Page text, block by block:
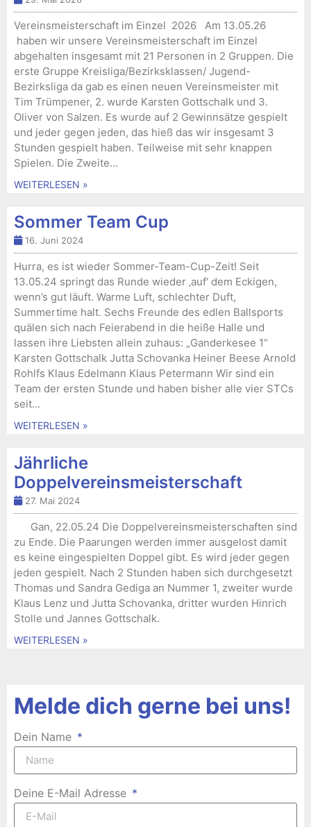
Vereinsmeisterschaft im Einzel 2026 Am 13.05.26
haben wir unsere Vereinsmeisterschaft im Einzel
abgehalten insgesamt mit 21 Personen in 2 Gruppen. Die
erste Gruppe Kreisliga/Bezirksklassen/ Jugend-
Bezirksliga da gab es einen neuen Vereinsmeister mit
Tim Trümpener, 2. wurde Karsten Gottschalk und 3.
Oliver von Salzen. Es wurde auf 2 Gewinnsätze gespielt
und jeder gegen jeden, das hieß das wir insgesamt 3
Stunden gespielt haben. Teilweise mit sehr knappen
Spielen. Die Zweite...
WEITERLESEN »
Sommer Team Cup
16. Juni 2024
Hurra, es ist wieder Sommer-Team-Cup-Zeit! Seit
13.05.24 springt das Runde wieder ‚auf‘ dem Eckigen,
wenn’s gut läuft. Warme Luft, schlechter Duft,
Summertime halt. Sechs Freunde des edlen Ballsports
quälen sich nach Feierabend in die heiße Halle und
lassen ihre Liebsten allein zuhaus: „Ganderkesee 1“
Karsten Gottschalk Jutta Schovanka Heiner Beese Arnold
Rohlfs Klaus Edelmann Klaus Petermann Wir sind ein
Team der ersten Stunde und haben bisher alle vier STCs
seit...
WEITERLESEN »
Jährliche
Doppelvereinsmeisterschaft
27. Mai 2024
Gan, 22.05.24 Die Doppelvereinsmeisterschaften sind
zu Ende. Die Paarungen werden immer ausgelost damit
es keine eingespielten Doppel gibt. Es wird jeder gegen
jeden gespielt. Nach 2 Stunden haben sich durchgesetzt
Thomas und Sandra Gediga an Nummer 1, zweiter wurde
Klaus Lenz und Jutta Schovanka, dritter wurden Hinrich
Stolle und Jannes Gottschalk.
WEITERLESEN »
Melde dich gerne bei uns!
Dein Name
Deine E-Mail Adresse